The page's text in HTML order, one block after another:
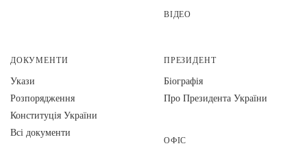
ВІДЕО
ДОКУМЕНТИ
Укази
Розпорядження
Конституція України
Всі документи
ПРЕЗИДЕНТ
Біографія
Про Президента України
ОФІС